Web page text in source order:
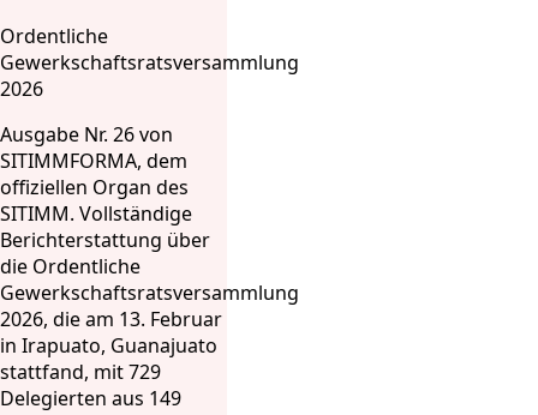
Ordentliche
Gewerkschaftsratsversammlung
2026
Ausgabe Nr. 26 von
SITIMMFORMA, dem
offiziellen Organ des
SITIMM. Vollständige
Berichterstattung über
die Ordentliche
Gewerkschaftsratsversammlung
2026, die am 13. Februar
in Irapuato, Guanajuato
stattfand, mit 729
Delegierten aus 149